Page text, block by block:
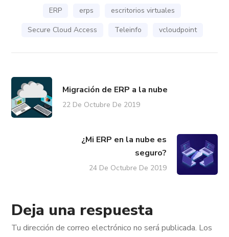
ERP erps
escritorios virtuales
Secure Cloud Access
Teleinfo vcloudpoint
Migración de ERP a la nube
22 De Octubre De 2019
¿Mi ERP en la nube es
seguro?
24 De Octubre De 2019
Deja una respuesta
Tu dirección de correo electrónico no será publicada. Los